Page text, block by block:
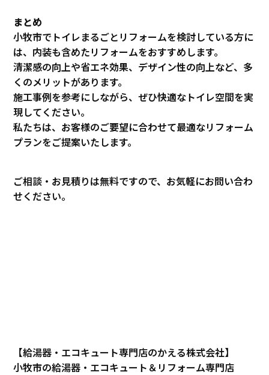
まとめ
小牧市でトイレまるごとリフォームを検討している方に
は、内装も含めたリフォームをおすすめします。
清潔感の向上や省エネ効果、デザイン性の向上など、多
くのメリットがあります。
施工事例を参考にしながら、ぜひ快適なトイレ空間を実
現してください。
私たちは、お客様のご要望に合わせて最適なリフォーム
プランをご提案いたします。
ご相談・お見積りは無料ですので、お気軽にお問い合わ
せください。
【給湯器・エコキュート専門店のかえる株式会社】
小牧市の給湯器・エコキュート＆リフォーム専門店